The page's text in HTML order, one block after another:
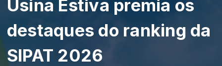
Usina Estiva premia os
destaques do ranking da
SIPAT 2026